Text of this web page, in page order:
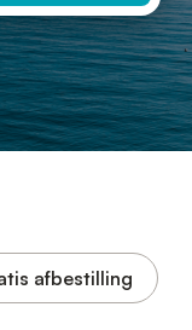
afbestilling